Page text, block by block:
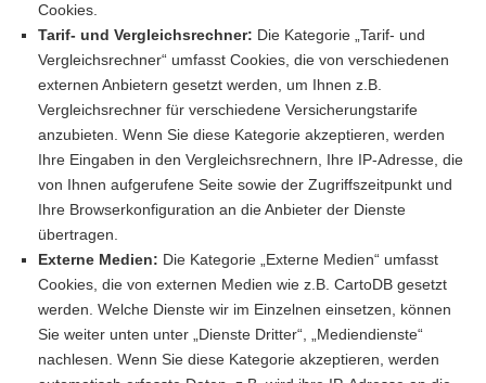
Cookies.
Tarif- und Vergleichsrechner: Die Kategorie „Tarif- und
Vergleichsrechner“ umfasst Cookies, die von verschiedenen
externen Anbietern gesetzt werden, um Ihnen z.B.
Vergleichsrechner für verschiedene Versicherungstarife
anzubieten. Wenn Sie diese Kategorie akzeptieren, werden
Ihre Eingaben in den Vergleichsrechnern, Ihre IP-Adresse, die
von Ihnen aufgerufene Seite sowie der Zugriffszeitpunkt und
Ihre Browserkonfiguration an die Anbieter der Dienste
übertragen.
Externe Medien: Die Kategorie „Externe Medien“ umfasst
Cookies, die von externen Medien wie z.B. CartoDB gesetzt
werden. Welche Dienste wir im Einzelnen einsetzen, können
Sie weiter unten unter „Dienste Dritter“, „Mediendienste“
nachlesen. Wenn Sie diese Kategorie akzeptieren, werden